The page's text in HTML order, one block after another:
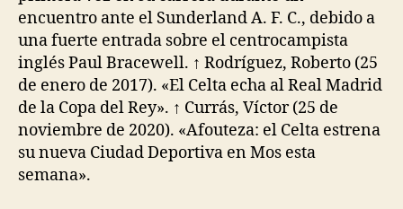
encuentro ante el Sunderland A. F. C., debido a
una fuerte entrada sobre el centrocampista
inglés Paul Bracewell. ↑ Rodríguez, Roberto (25
de enero de 2017). «El Celta echa al Real Madrid
de la Copa del Rey». ↑ Currás, Víctor (25 de
noviembre de 2020). «Afouteza: el Celta estrena
su nueva Ciudad Deportiva en Mos esta
semana».